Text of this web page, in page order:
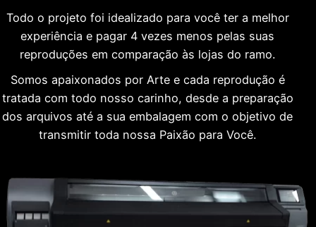
Todo o projeto foi idealizado para você ter a melhor
experiência e pagar 4 vezes menos pelas suas
reproduções em comparação às lojas do ramo.
Somos apaixonados por Arte e cada reprodução é
tratada com todo nosso carinho, desde a preparação
dos arquivos até a sua embalagem com o objetivo de
transmitir toda nossa Paixão para Você.